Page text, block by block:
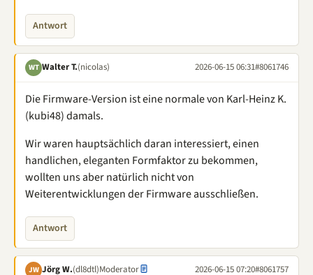
Antwort
WT Walter T.(nicolas) 2026-06-15 06:31#8061746
Die Firmware-Version ist eine normale von Karl-Heinz K.
(kubi48) damals.
Wir waren hauptsächlich daran interessiert, einen
handlichen, eleganten Formfaktor zu bekommen,
wollten uns aber natürlich nicht von
Weiterentwicklungen der Firmware ausschließen.
Antwort
JW Jörg W.(dl8dtl)Moderator 2026-06-15 07:20#8061757